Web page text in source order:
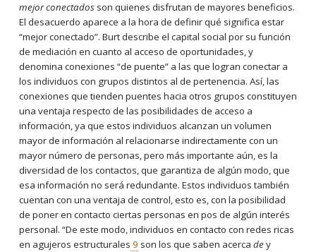
mejor conectadosson quienes disfrutan de mayores beneficios.
El desacuerdo aparece a la hora de definir qué significa estar
“mejor conectado”. Burt describe el capital social por su función
de mediación en cuanto al acceso de oportunidades, y
denomina conexiones “de puente” a las que logran conectar a
los individuos con grupos distintos al de pertenencia. Así, las
conexiones que tienden puentes hacia otros grupos constituyen
una ventaja respecto de las posibilidades de acceso a
información, ya que estos individuos alcanzan un volumen
mayor de información al relacionarse indirectamente con un
mayor número de personas, pero más importante aún, es la
diversidad de los contactos, que garantiza de algún modo, que
esa información no será redundante. Estos individuos también
cuentan con una ventaja de control, esto es, con la posibilidad
de poner en contacto ciertas personas en pos de algún interés
personal. “De este modo, individuos en contacto con redes ricas
en agujeros estructurales 9 son los que saben acerca dey